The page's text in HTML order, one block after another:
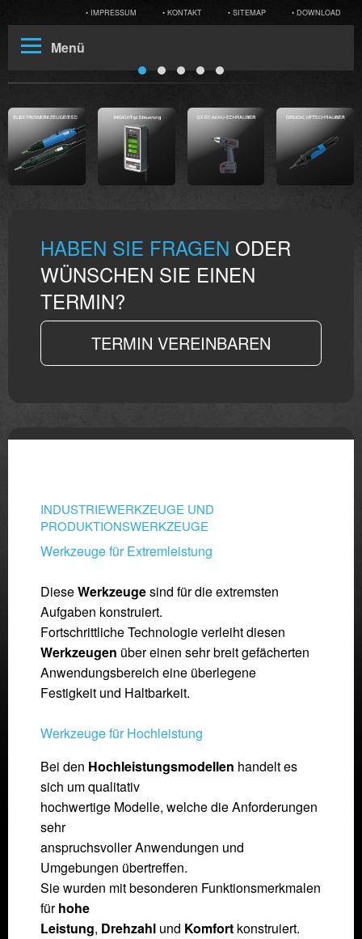
• DOWNLOAD
• SITEMAP
• KONTAKT
• IMPRESSUM
Menü
HABEN SIE FRAGEN ODER
WÜNSCHEN SIE EINEN
TERMIN?
TERMIN VEREINBAREN
INDUSTRIEWERKZEUGE UND
PRODUKTIONSWERKZEUGE
Werkzeuge für Extremleistung
DieseWerkzeugesind für die extremsten
Aufgaben konstruiert.
Fortschrittliche Technologie verleiht diesen
Werkzeugen über einen sehr breit gefächerten
Anwendungsbereich eine überlegene
Festigkeit und Haltbarkeit.
Werkzeuge für Hochleistung
Bei den Hochleistungsmodellen handelt es
sich um qualitativ
hochwertige Modelle, welche die Anforderungen
sehr
anspruchsvoller Anwendungen und
Umgebungen übertreffen.
Sie wurden mit besonderen Funktionsmerkmalen
fürhohe
Leistung, Drehzahl und Komfort konstruiert.